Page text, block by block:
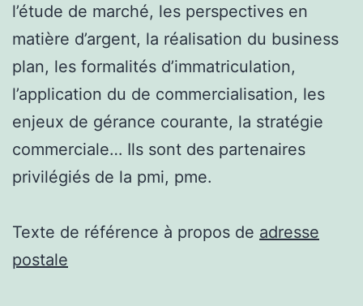
l’étude de marché, les perspectives en
matière d’argent, la réalisation du business
plan, les formalités d’immatriculation,
l’application du de commercialisation, les
enjeux de gérance courante, la stratégie
commerciale… Ils sont des partenaires
privilégiés de la pmi, pme.
Texte de référence à propos de adresse
postale